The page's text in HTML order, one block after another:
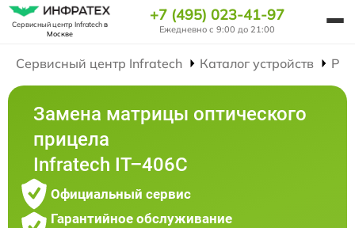
Сервисный центр Infratechв
Москве
+7 (495) 023-41-97
Ежедневно с 9:00 до 21:00
Сервисный центр Infratech Каталог устройств
Замена матрицы оптического
прицела
Infratech IT–406С
Официальный сервис
Гарантийное обслуживание